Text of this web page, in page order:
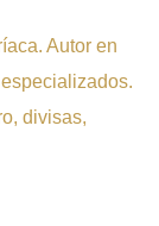
Autor en
divisas,